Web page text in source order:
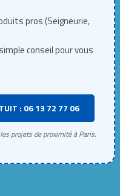
pros (Seigneurie,
conseil pour vous
: 06 13 72 77 06
projets de proximité à Paris.